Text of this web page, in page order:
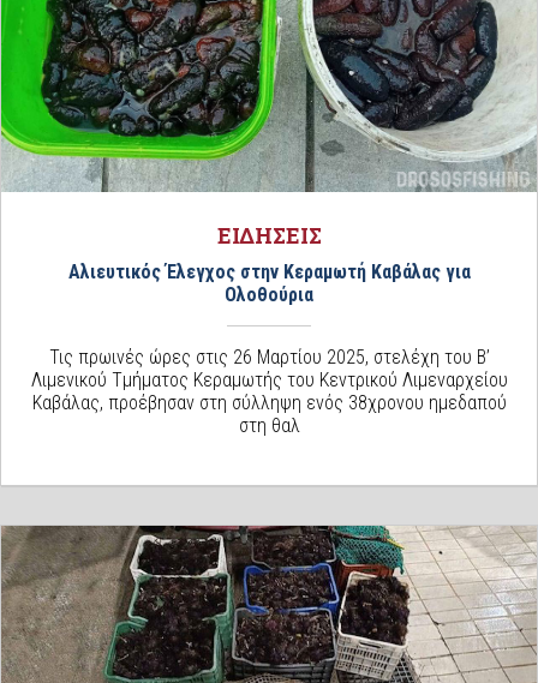
ΕΙΔΗΣΕΙΣ
Αλιευτικός Έλεγχος στην Κεραμωτή Καβάλας για
Ολοθούρια
Τις πρωινές ώρες στις 26 Μαρτίου 2025, στελέχη του Β’
Λιμενικού Τμήματος Κεραμωτής του Κεντρικού Λιμεναρχείου
Καβάλας, προέβησαν στη σύλληψη ενός 38χρονου ημεδαπού
στη θαλ